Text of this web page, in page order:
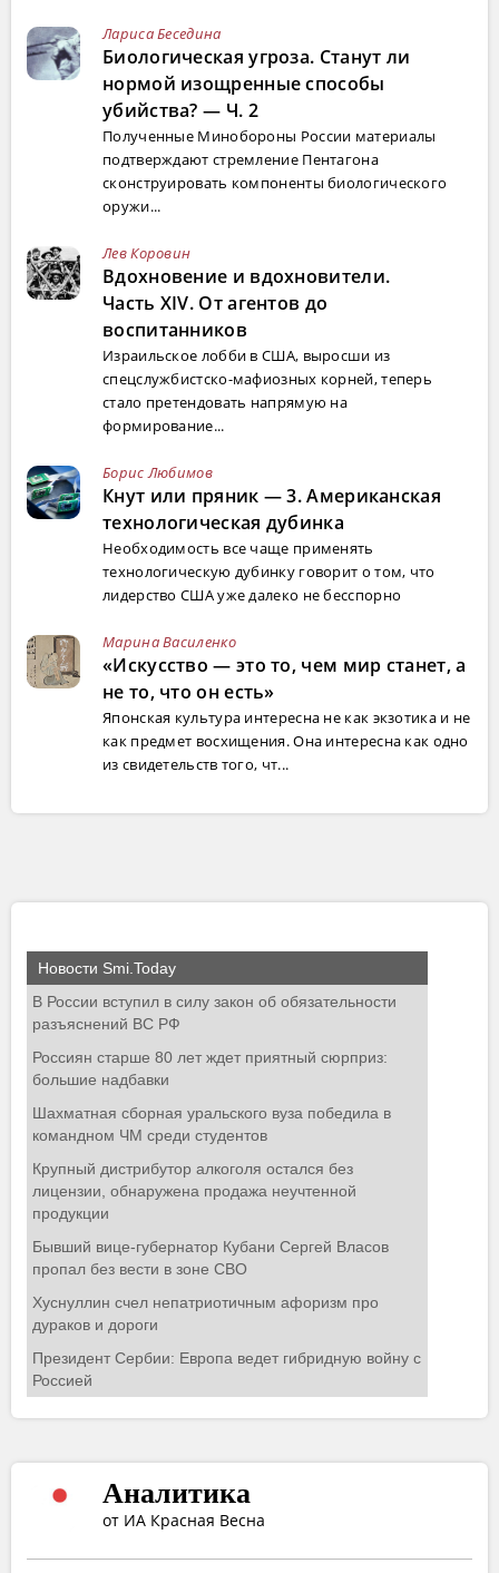
Лариса Беседина
Биологическая угроза. Станут ли
нормой изощренные способы
убийства? — Ч. 2
Полученные Минобороны России материалы
подтверждают стремление Пентагона
сконструировать компоненты биологического
оружи...
Лев Коровин
Вдохновение и вдохновители.
Часть XIV. От агентов до
воспитанников
Израильское лобби в США, выросши из
спецслужбистско-мафиозных корней, теперь
стало претендовать напрямую на
формирование...
Борис Любимов
Кнут или пряник — 3. Американская
технологическая дубинка
Необходимость все чаще применять
технологическую дубинку говорит о том, что
лидерство США уже далеко не бесспорно
Марина Василенко
«Искусство — это то, чем мир станет, а
не то, что он есть»
Японская культура интересна не как экзотика и не
как предмет восхищения. Она интересна как одно
из свидетельств того, чт...
Аналитика
от ИА Красная Весна